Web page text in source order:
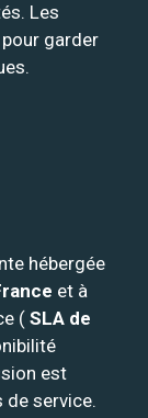
Les
garder
hébergée
et à
( SLA de
est
de service.